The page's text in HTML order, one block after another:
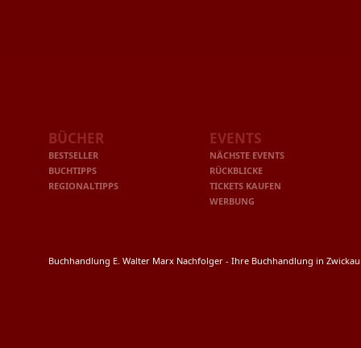
BÜCHER
BESTSELLER
BUCHTIPPS
REGIONALTIPPS
EVENTS
NÄCHSTE EVENTS
RÜCKBLICKE
TICKETS KAUFEN
WERBUNG
Buchhandlung E. Walter Marx Nachfolger - Ihre Buchhandlung in